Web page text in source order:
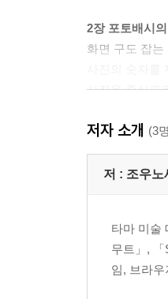
2장 포토배시
화면 구도 잡는
사진을 중심으
3장 사진의 일
사진 소재의 사
4장 사진을 일
사진 가공의
저자 소개 (3
저 : 조우노
타마 미술
무트」,
임, 브라